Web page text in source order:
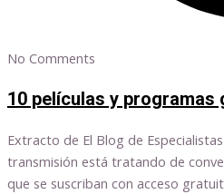
No Comments
10 películas y programas
Extracto de El Blog de
transmisión está tratando de
que se suscriban con acceso